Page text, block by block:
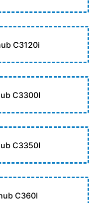
C3120i
C3300I
C3350I
C360I